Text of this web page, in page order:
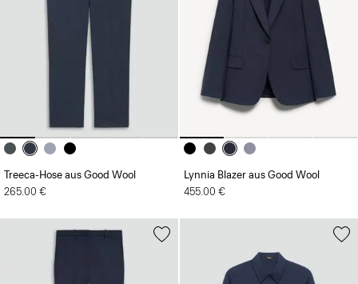
Treeca-Hose aus Good Wool
265.00 €
Lynnia Blazer aus Good Wool
455.00 €